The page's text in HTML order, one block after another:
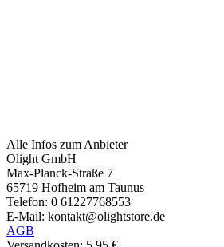
Alle Infos zum Anbieter
Olight GmbH
Max-Planck-Straße 7
65719 Hofheim am Taunus
Telefon: 0 61227768553
E-Mail: kontakt@olightstore.de
AGB